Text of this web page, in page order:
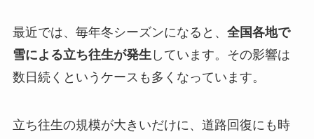
最近では、毎年冬シーズンになると、 全国各地で
雪による立ち往生が発生 しています。その影響は
数日続くというケースも多くなっています。
立ち往生の規模が大きいだけに、道路回復にも時